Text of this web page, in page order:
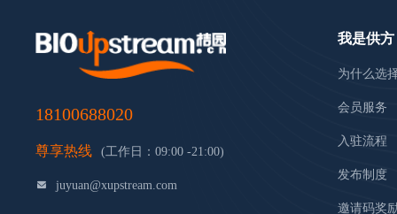
18100688020
尊享热线 (工作日：09:00 -21:00)
juyuan@xupstream.com
我是供方
为什么选
会员服务
入驻流程
发布制度
邀请码奖